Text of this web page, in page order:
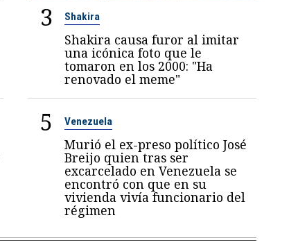
3 Shakira
Shakira causa furor al imitar
una icónica foto que le
tomaron en los 2000: "Ha
renovado el meme"
5 Venezuela
Murió el ex-preso político José
Breijo quien tras ser
excarcelado en Venezuela se
encontró con que en su
vivienda vivía funcionario del
régimen